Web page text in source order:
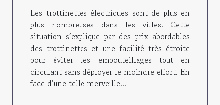
Les trottinettes électriques sont de plus en
plus nombreuses dans les villes. Cette
situation s’explique par des prix abordables
des trottinettes et une facilité très étroite
pour éviter les embouteillages tout en
circulant sans déployer le moindre effort. En
face d’une telle merveille...